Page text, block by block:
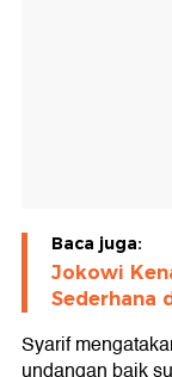
Baca juga:
Jokowi
Sederhana
Syarif